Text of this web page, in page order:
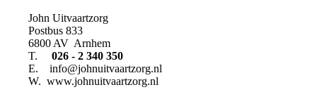
John Uitvaartzorg
Postbus 833
6800 AV Arnhem
T. 026 - 2 340 350
E. info@johnuitvaartzorg.nl
W. www.johnuitvaartzorg.nl